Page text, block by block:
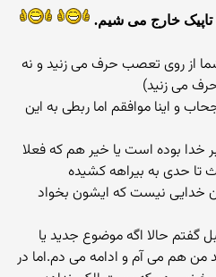
تاپیک خارج می شیم.
از روی تعصب حرف می زنید و نه
می زنید)
و اینا موافقم اما ربطی به این
خدا بوده است یا خیر هم که فعلا
حدی به بیراهه کشیده
خدایی نیست که ایشون بخواد
گفتم حالا اگه موضوع جدید یا
من هم می آم و ادامه می دم.اما در